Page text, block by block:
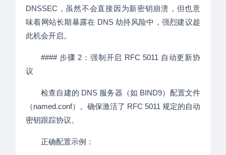
DNSSEC，虽然不会直接因为新密钥崩溃，但也意
味着网站长期暴露在 DNS 劫持风险中，强烈建议趁
此机会开启。
#### 步骤 2：强制开启 RFC 5011 自动更新协
议
检查自建的 DNS 服务器（如 BIND9）配置文件
（named.conf）。确保激活了 RFC 5011 规定的自动
密钥跟踪协议。
正确配置示例：